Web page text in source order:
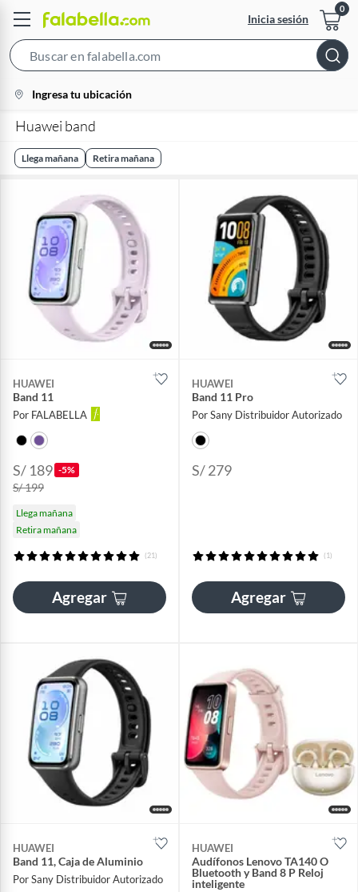
Inicia sesión
Bar
location-
icon
Ingresa tu ubicación
Huawei band
Llega mañana Retira mañana
HUAWEI
Band 11
Por FALABELLA
S/ 189 -5%
S/ 199
Llega mañana
Retira mañana
(21)
Agregar
HUAWEI
Band 11 Pro
Por Sany Distribuidor Autorizado
S/ 279
(1)
Agregar
HUAWEI
Band 11, Caja de Aluminio
Por Sany Distribuidor Autorizado
HUAWEI
Audífonos Lenovo TA140 O
Bluetooth y Band 8 P Reloj
inteligente